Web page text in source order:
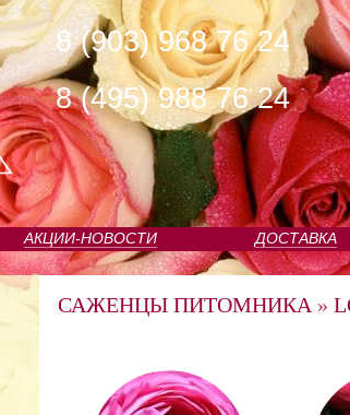
8 (903) 968 76 24
8 (495) 988 76 24
АКЦИИ-НОВОСТИ ДОСТАВКА
САЖЕНЦЫ ПИТОМНИКА »